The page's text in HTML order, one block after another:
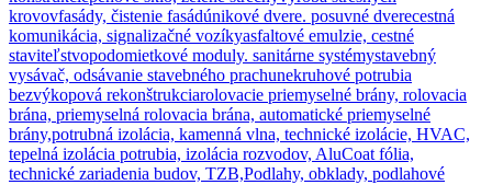
krovovfasády, čistenie fasádúnikové dvere. posuvné dverecestná
komunikácia, signalizačné vozíkyasfaltové emulzie, cestné
staviteľstvopodomietkové moduly. sanitárne systémystavebný
vysávač, odsávanie stavebného prachunekruhové potrubia
bezvýkopová rekonštrukciarolovacie priemyselné brány, rolovacia
brána, priemyselná rolovacia brána, automatické priemyselné
brány,potrubná izolácia, kamenná vlna, technické izolácie, HVAC,
tepelná izolácia potrubia, izolácia rozvodov, AluCoat fólia,
technické zariadenia budov, TZB,Podlahy, obklady, podlahové